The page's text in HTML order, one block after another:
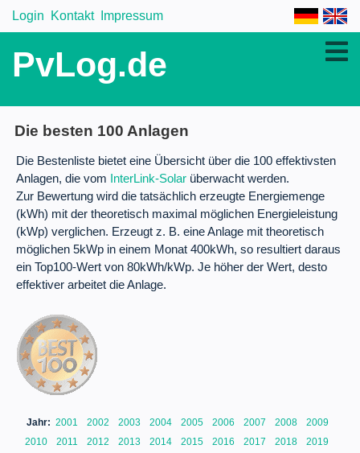
Login Kontakt Impressum
PvLog.de
Die besten 100 Anlagen
Die Bestenliste bietet eine Übersicht über die 100 effektivsten
Anlagen, die vom
InterLink-Solar überwacht werden.
Zur Bewertung wird die tatsächlich erzeugte Energiemenge
(kWh) mit der theoretisch maximal möglichen Energieleistung
(kWp) verglichen. Erzeugt z. B. eine Anlage mit theoretisch
möglichen 5kWp in einem Monat 400kWh, so resultiert daraus
ein Top100-Wert von 80kWh/kWp. Je höher der Wert, desto
effektiver arbeitet die Anlage.
Jahr: 2001 2002 2003 2004 2005 2006 2007 2008
2009
2010
2011 2012 2013 2014 2015 2016 2017 2018
2019